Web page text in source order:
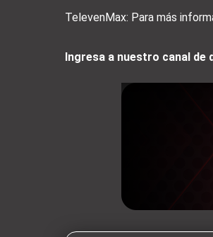
TelevenMax: Para más
Ingresa a nuestro canal